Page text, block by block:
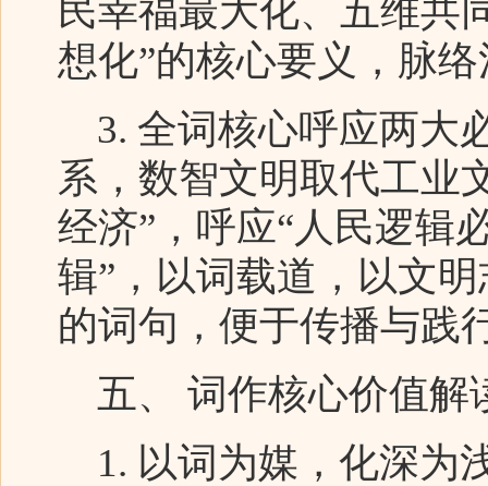
民幸福最大化、五维共
想化”的核心要义，脉
3. 全词核心呼应两大
系，数智文明取代工业
经济”，呼应“人民逻辑
辑”，以词载道，以文
的词句，便于传播与践
五、 词作核心价值解
1. 以词为媒，化深为